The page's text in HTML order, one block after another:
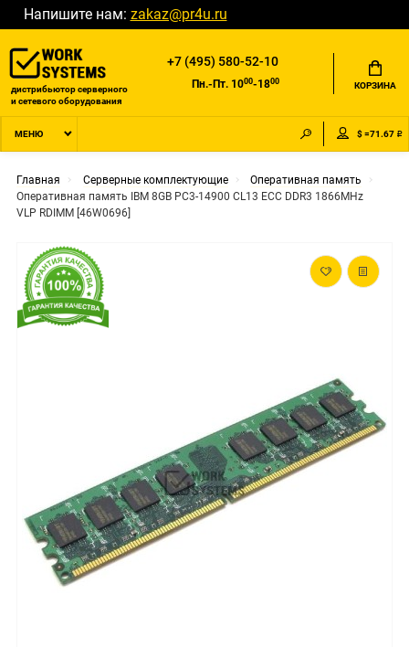
Напишите нам: zakaz@pr4u.ru
дистрибьютор серверного
и сетевого оборудования
+7 (495) 580-52-10
Пн.-Пт. 1000-1800 КОРЗИНА
МЕНЮ $ =71.67 ₽
Главная Серверные комплектующие
Оперативная память
Оперативная память IBM 8GB PC3-14900 CL13 ECC DDR3 1866MHz
VLP RDIMM [46W0696]